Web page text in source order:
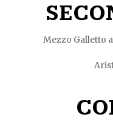
Mezzo Galletto